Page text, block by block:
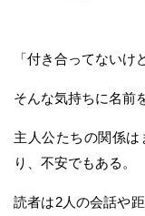
「付き合ってないけ
そんな気持ちに名前
主人公たちの関係
り、不安でもある。
読者は2人の会話や